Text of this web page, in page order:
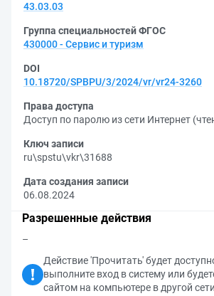
43.03.03
Группа специальностей ФГОС
430000 - Сервис и туризм
DOI
10.18720/SPBPU/3/2024/vr/vr24-3260
Права доступа
Доступ по паролю из сети Интернет
Ключ записи
ru\spstu\vkr\31688
Дата создания записи
06.08.2024
Разрешенные действия
–
Действие 'Прочитать' будет
выполните вход в систему или
сайтом на компьютере в другой сети